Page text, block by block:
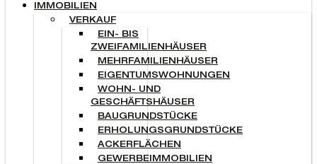
IMMOBILIEN
VERKAUF
EIN- BIS
ZWEIFAMILIENHÄUSER
MEHRFAMILIENHÄUSER
EIGENTUMSWOHNUNGEN
WOHN- UND
GESCHÄFTSHÄUSER
BAUGRUNDSTÜCKE
ERHOLUNGSGRUNDSTÜCKE
ACKERFLÄCHEN
GEWERBEIMMOBILIEN